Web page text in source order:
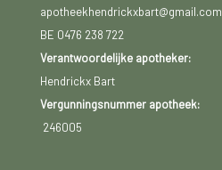
apotheekhendrickxbart@gmail.com
BE 0476 238 722
Verantwoordelijke apotheker:
Hendrickx Bart
Vergunningsnummer apotheek:
246005